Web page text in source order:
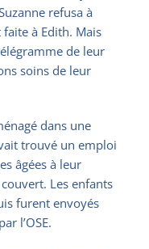
refusa à
faite à Edith. Mais
de leur
soins de leur
dans une
trouvé un emploi
âgées à leur
Les enfants
furent envoyés
l’OSE.